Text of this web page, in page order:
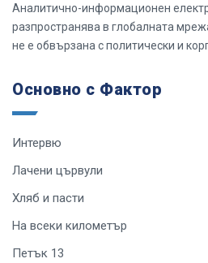
Аналитично-информационен
разпространява в глобалната
не е обвързана с политически и
Основно с Фактор
Интервю
Лачени цървули
Хляб и пасти
На всеки километър
Петък 13